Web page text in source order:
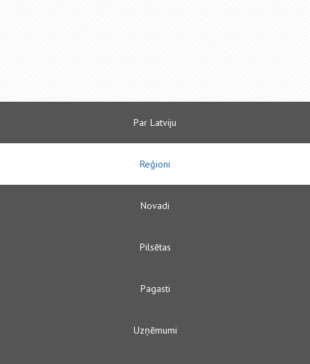
Par Latviju
Reģioni
Novadi
Pilsētas
Pagasti
Uzņēmumi